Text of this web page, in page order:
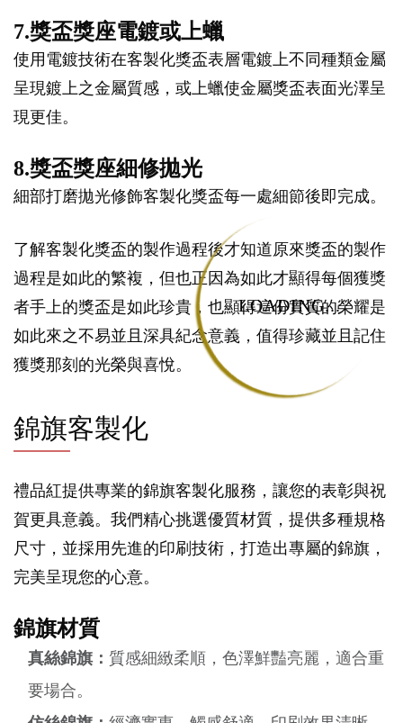
LOADING...
7.獎盃獎座電鍍或上蠟
使用電鍍技術在客製化獎盃表層電鍍上不同種類金屬
呈現鍍上之金屬質感，或上蠟使金屬獎盃表面光澤呈
現更佳。
8.獎盃獎座細修拋光
細部打磨拋光修飾客製化獎盃每一處細節後即完成。
了解客製化獎盃的製作過程後才知道原來獎盃的製作
過程是如此的繁複，但也正因為如此才顯得每個獲獎
者手上的獎盃是如此珍貴，也顯得這份實質的榮耀是
如此來之不易並且深具紀念意義，值得珍藏並且記住
獲獎那刻的光榮與喜悅。
錦旗客製化
禮品紅提供專業的錦旗客製化服務，讓您的表彰與祝
賀更具意義。我們精心挑選優質材質，提供多種規格
尺寸，並採用先進的印刷技術，打造出專屬的錦旗，
完美呈現您的心意。
錦旗材質
真絲錦旗： 質感細緻柔順，色澤鮮豔亮麗，適合重
要場合。